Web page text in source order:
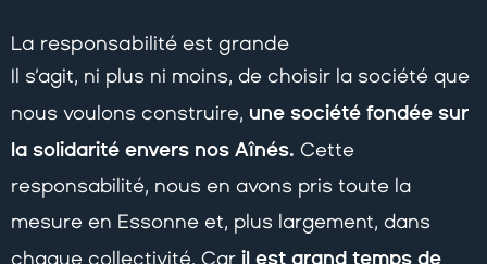
La responsabilité est grande
Il s’agit, ni plus ni moins, de choisir la société que
nous voulons construire, une société fondée sur
la solidarité envers nos Aînés. Cette
responsabilité, nous en avons pris toute la
mesure en Essonne et, plus largement, dans
chaque collectivité. Car il est grand temps de